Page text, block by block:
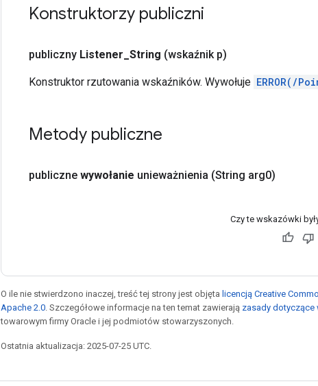
Konstruktorzy publiczni
publiczny Listener String (wskaźnik p)
Konstruktor rzutowania wskaźników. Wywołuje ERROR(/
Metody publiczne
publiczne wywołanie unieważnienia (String arg0)
Czy te wskazówki
O ile nie stwierdzono inaczej, treść tej strony jest objęta licencją Creative
Apache 2.0 . Szczegółowe informacje na ten temat zawierają zasady dotyczące
towarowym firmy Oracle i jej podmiotów stowarzyszonych.
Ostatnia aktualizacja: 2025-07-25 UTC.